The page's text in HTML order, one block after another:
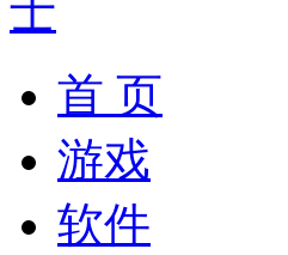
首 页
游戏
软件